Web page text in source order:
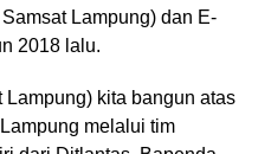
Lampung) dan E-
2018 lalu.
Lampung) kita bangun atas
melalui tim